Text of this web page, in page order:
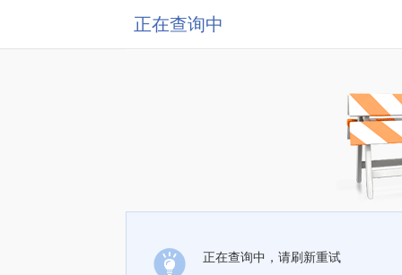
正在查询中
正在查询中，请刷新重试